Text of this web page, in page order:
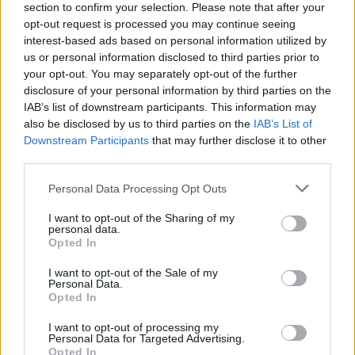
section to confirm your selection. Please note that after your
opt-out request is processed you may continue seeing
interest-based ads based on personal information utilized by
us or personal information disclosed to third parties prior to
your opt-out. You may separately opt-out of the further
disclosure of your personal information by third parties on the
IAB’s list of downstream participants. This information may
also be disclosed by us to third parties on the IAB’s List of
Downstream Participants that may further disclose it to other
Personal Data Processing Opt Outs
I want to opt-out of the Sharing of my
personal data.
Opted In
I want to opt-out of the Sale of my
Personal Data.
Opted In
I want to opt-out of processing my
Personal Data for Targeted Advertising.
Opted In
Επιπλέον, οι πελάτες τουVisualStudioOnlineστην
Ευρώπη, θα έχουν τη δυνατότητα επιλογής της
χρήσης τουAzureAmsterdamRegionγια τα έργα
τους, δίνοντας τους τη δυνατότητα να
αποθηκεύσουν τα δεδομένα τους πιο κοντά στη
βάση τους.
Ένα διευρυμένο οικοσύστημα συνεργατών Cloud
Cloud, οι οποίες περιλαμβάνουν:
Ένα διευρυμένοCloudOS Network
με
υποστήριξη συνεργατών διαθέσιμη σε 100
πρόσβαση σε υβριδικές λύσεις Cloud.
Ένα νέο πρόγραμμα πιστοποίησης,
Azure
for Application
τουAzure Certified, το οποίο καλύπτει managed